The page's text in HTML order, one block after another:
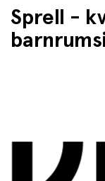
Sprell -